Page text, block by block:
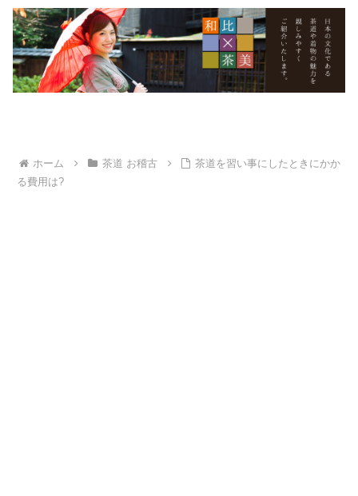
ホーム 茶道 お稽古
茶道を習い事にしたときにかか
る費用は?